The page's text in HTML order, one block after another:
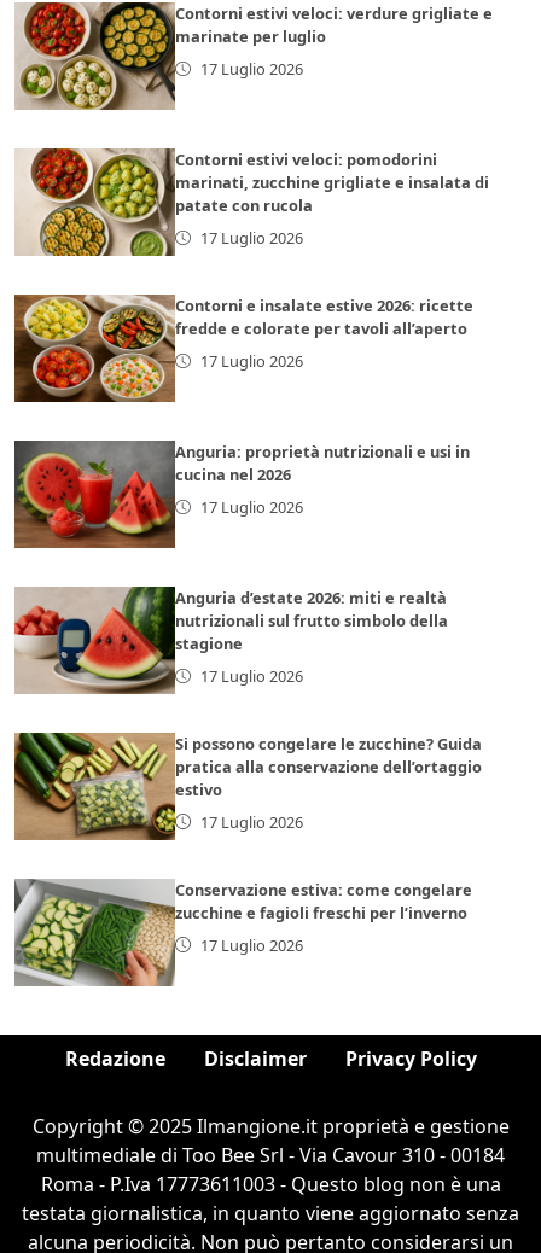
Contorni estivi veloci: verdure grigliate e
marinate per luglio
17 Luglio 2026
Contorni estivi veloci: pomodorini
marinati, zucchine grigliate e insalata di
patate con rucola
17 Luglio 2026
Contorni e insalate estive 2026: ricette
fredde e colorate per tavoli all’aperto
17 Luglio 2026
Anguria: proprietà nutrizionali e usi in
cucina nel 2026
17 Luglio 2026
Anguria d’estate 2026: miti e realtà
nutrizionali sul frutto simbolo della
stagione
17 Luglio 2026
Si possono congelare le zucchine? Guida
pratica alla conservazione dell’ortaggio
estivo
17 Luglio 2026
Conservazione estiva: come congelare
zucchine e fagioli freschi per l’inverno
17 Luglio 2026
Redazione Disclaimer Privacy Policy
Copyright © 2025 Ilmangione.it proprietà e gestione
multimediale di Too Bee Srl - Via Cavour 310 - 00184
Roma - P.Iva 17773611003 - Questo blog non è una
testata giornalistica, in quanto viene aggiornato senza
alcuna periodicità. Non può pertanto considerarsi un